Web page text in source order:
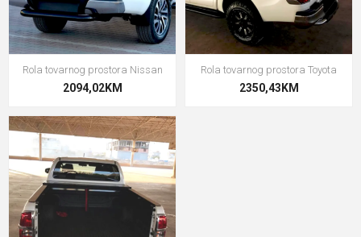
Rola tovarnog prostora Nissan
2094,02KM
Rola tovarnog prostora Toyota
2350,43KM